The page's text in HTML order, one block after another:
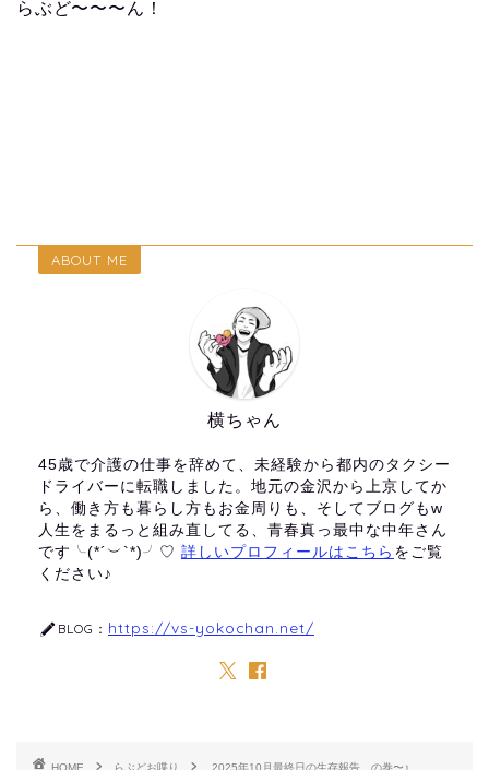
らぶど〜〜〜ん！
ABOUT ME
横ちゃん
45歳で介護の仕事を辞めて、未経験から都内のタクシー
ドライバーに転職しました。地元の金沢から上京してか
ら、働き方も暮らし方もお金周りも、そしてブログもw
人生をまるっと組み直してる、青春真っ最中な中年さん
です╰(*´︶`*)╯♡ 詳しいプロフィールはこちら をご覧
ください♪
BLOG： https://vs-yokochan.net/
HOME らぶどお喋り 2025年10月最終日の生存報告、の巻〜♪